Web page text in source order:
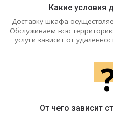
Какие условия
Доставку шкафа
Обслуживаем всю
услуги зависит от
От чего зависит